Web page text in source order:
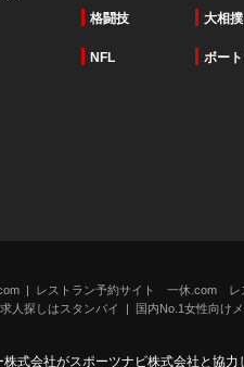
格闘技 大相撲
NFL ボー
レストラン予約サイト 一休.com レ
人探しはスタンバイ
国内No.1女性向け
式会社がスポーツナビ株式会社と協力